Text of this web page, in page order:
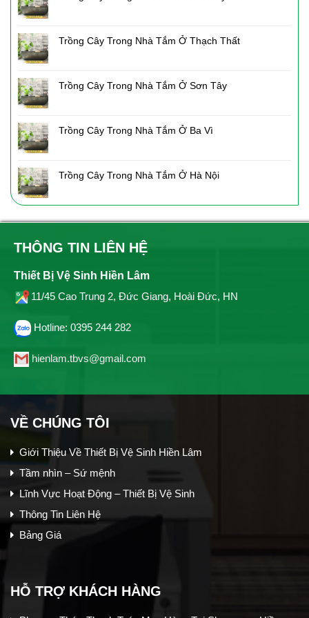
Trồng Cây Trong Nhà Tắm Ở Thạch Thất
Trồng Cây Trong Nhà Tắm Ở Sơn Tây
Trồng Cây Trong Nhà Tắm Ở Ba Vì
Trồng Cây Trong Nhà Tắm Ở Hà Nội
THÔNG TIN LIÊN HỆ
Thiết Bị Vệ Sinh Hiền Lâm
11/45 Cao Trung 2, Đức Giang, Hoài Đức, HN
Hotline: 0395 244 282
hienlam.tbvs@gmail.com
VỀ CHÚNG TÔI
Giới Thiệu Về Thiết Bị Vệ Sinh Hiền Lâm
Tầm nhìn – Sứ mệnh
Lĩnh Vực Hoạt Động – Thiết Bị Vệ Sinh
Thông Tin Liên Hệ
Bảng Giá
HỖ TRỢ KHÁCH HÀNG